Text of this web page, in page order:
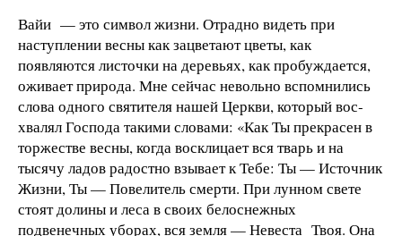
Вайи — это символ жизни. Отрадно видеть при
наступлении весны как за­цветают цветы, как
появляются ли­сточки на деревьях, как пробуждает­ся,
оживает природа. Мне сейчас не­вольно вспомнились
слова одного свя­тителя нашей Церкви, который вос­
хвалял Господа такими словами: «Как Ты прекрасен в
торжестве вес­ны, когда восклицает вся тварь и на
тысячу ладов радостно взывает к Те­бе: Ты — Источник
Жизни, Ты — По­велитель смерти. При лунном свете
стоят долины и леса в своих бело­снежных
подвенечных уборах, вся земля — Невеста Твоя. Она